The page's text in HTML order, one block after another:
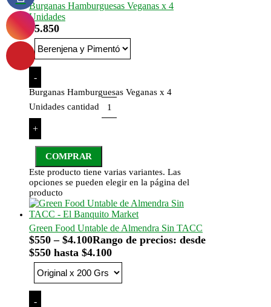
Burganas Hamburguesas Veganas x 4
Unidades
$5.850
-
Burganas Hamburguesas Veganas x 4
Unidades cantidad
+
COMPRAR
Este producto tiene varias variantes. Las
opciones se pueden elegir en la página del
producto
Green Food Untable de Almendra Sin TACC
$550 – $4.100Rango de precios: desde
$550 hasta $4.100
-